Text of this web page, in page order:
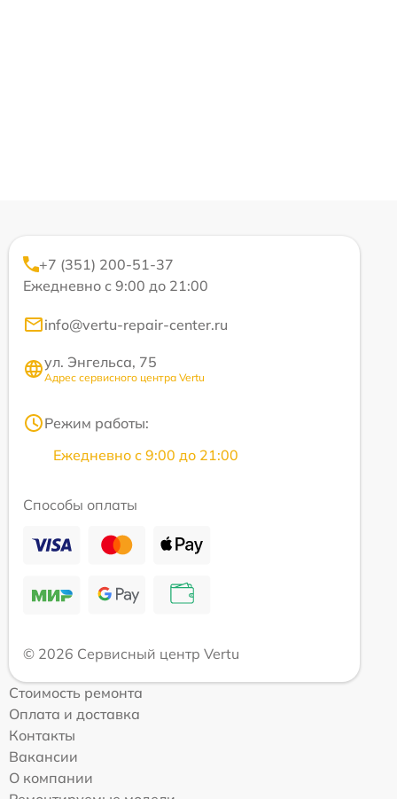
+7 (351) 200-51-37
Ежедневно с 9:00 до 21:00
info@vertu-repair-center.ru
ул. Энгельса, 75
Адрес сервисного центра Vertu
Режим работы:
Ежедневно с 9:00 до 21:00
Способы оплаты
© 2026 Сервисный центр Vertu
Стоимость ремонта
Оплата и доставка
Контакты
Вакансии
О компании